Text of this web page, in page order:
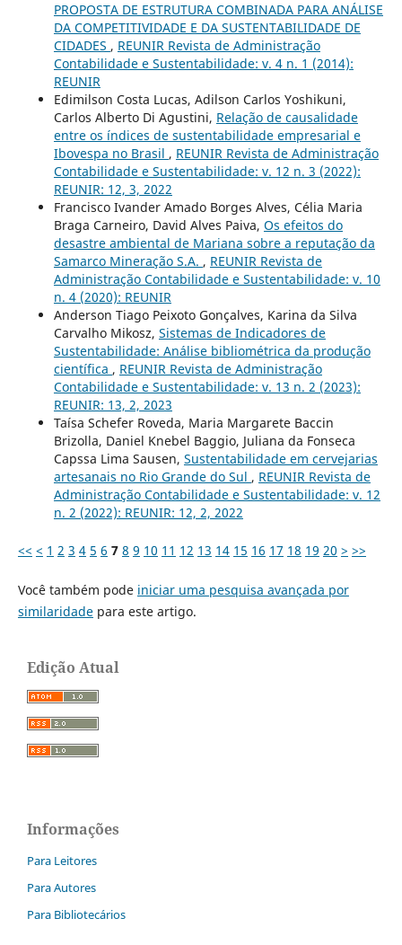
PROPOSTA DE ESTRUTURA COMBINADA PARA ANÁLISE
DA COMPETITIVIDADE E DA SUSTENTABILIDADE DE
CIDADES , REUNIR Revista de Administração
Contabilidade e Sustentabilidade: v. 4 n. 1 (2014):
REUNIR
Edimilson Costa Lucas, Adilson Carlos Yoshikuni,
Carlos Alberto Di Agustini, Relação de causalidade
entre os índices de sustentabilidade empresarial e
Ibovespa no Brasil , REUNIR Revista de Administração
Contabilidade e Sustentabilidade: v. 12 n. 3 (2022):
REUNIR: 12, 3, 2022
Francisco Ivander Amado Borges Alves, Célia Maria
Braga Carneiro, David Alves Paiva, Os efeitos do
desastre ambiental de Mariana sobre a reputação da
Samarco Mineração S.A. , REUNIR Revista de
Administração Contabilidade e Sustentabilidade: v. 10
n. 4 (2020): REUNIR
Anderson Tiago Peixoto Gonçalves, Karina da Silva
Carvalho Mikosz, Sistemas de Indicadores de
Sustentabilidade: Análise bibliométrica da produção
científica , REUNIR Revista de Administração
Contabilidade e Sustentabilidade: v. 13 n. 2 (2023):
REUNIR: 13, 2, 2023
Taísa Schefer Roveda, Maria Margarete Baccin
Brizolla, Daniel Knebel Baggio, Juliana da Fonseca
Capssa Lima Sausen, Sustentabilidade em cervejarias
artesanais no Rio Grande do Sul , REUNIR Revista de
Administração Contabilidade e Sustentabilidade: v. 12
n. 2 (2022): REUNIR: 12, 2, 2022
<< < 1 2 3 4 5 6 7 8 9 10 11 12 13 14 15 16 17 18 19 20 > >>
Você também pode iniciar uma pesquisa avançada por
similaridadepara este artigo.
Edição Atual
Informações
Para Leitores
Para Autores
Para Bibliotecários